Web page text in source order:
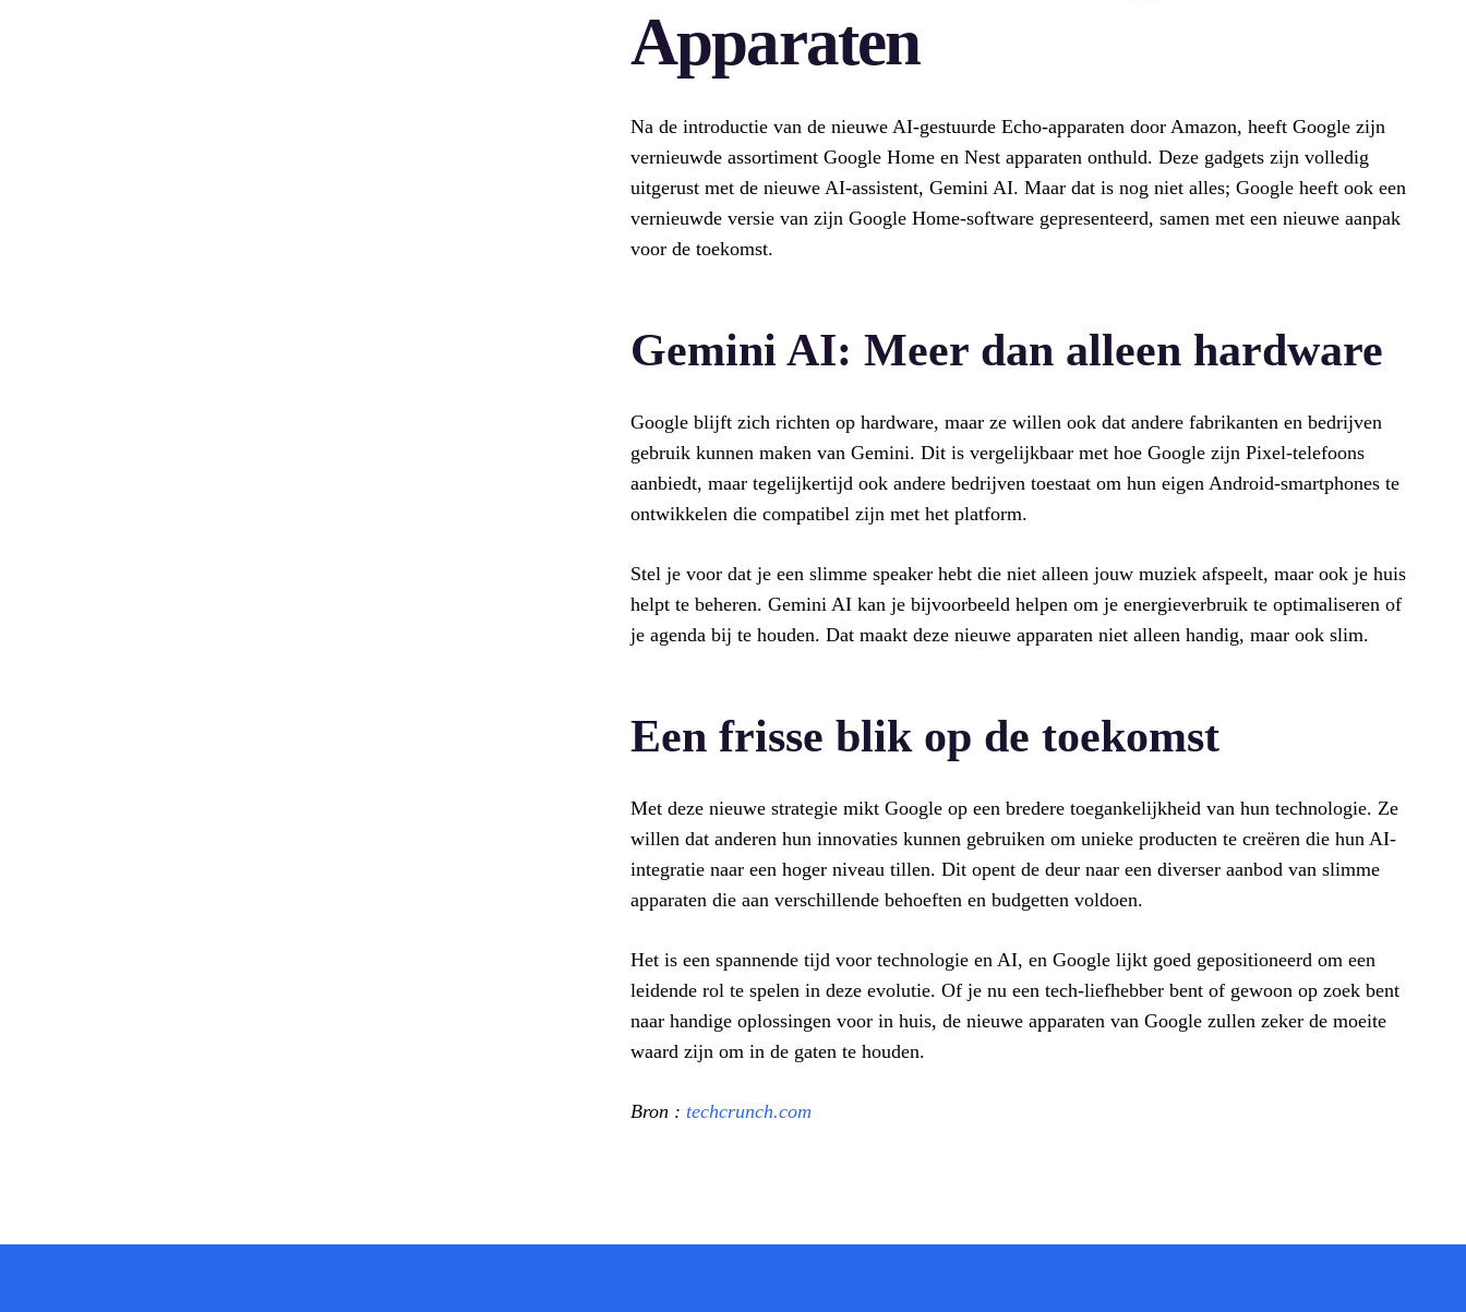
Apparaten
Na de introductie van de nieuwe AI-gestuurde Echo-apparaten door Amazon, heeft Google zijn
vernieuwde assortiment Google Home en Nest apparaten onthuld. Deze gadgets zijn volledig
uitgerust met de nieuwe AI-assistent, Gemini AI. Maar dat is nog niet alles; Google heeft ook een
vernieuwde versie van zijn Google Home-software gepresenteerd, samen met een nieuwe aanpak
voor de toekomst.
Gemini AI: Meer dan alleen hardware
Google blijft zich richten op hardware, maar ze willen ook dat andere fabrikanten en bedrijven
gebruik kunnen maken van Gemini. Dit is vergelijkbaar met hoe Google zijn Pixel-telefoons
aanbiedt, maar tegelijkertijd ook andere bedrijven toestaat om hun eigen Android-smartphones te
ontwikkelen die compatibel zijn met het platform.
Stel je voor dat je een slimme speaker hebt die niet alleen jouw muziek afspeelt, maar ook je huis
helpt te beheren. Gemini AI kan je bijvoorbeeld helpen om je energieverbruik te optimaliseren of
je agenda bij te houden. Dat maakt deze nieuwe apparaten niet alleen handig, maar ook slim.
Een frisse blik op de toekomst
Met deze nieuwe strategie mikt Google op een bredere toegankelijkheid van hun technologie. Ze
willen dat anderen hun innovaties kunnen gebruiken om unieke producten te creëren die hun AI-
integratie naar een hoger niveau tillen. Dit opent de deur naar een diverser aanbod van slimme
apparaten die aan verschillende behoeften en budgetten voldoen.
Het is een spannende tijd voor technologie en AI, en Google lijkt goed gepositioneerd om een
leidende rol te spelen in deze evolutie. Of je nu een tech-liefhebber bent of gewoon op zoek bent
naar handige oplossingen voor in huis, de nieuwe apparaten van Google zullen zeker de moeite
waard zijn om in de gaten te houden.
Bron : techcrunch.com